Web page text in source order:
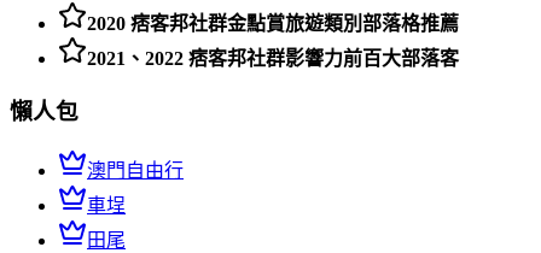
2020 痞客邦社群金點賞旅遊類別部落格推薦
2021、2022 痞客邦社群影響力前百大部落客
懶人包
澳門自由行
車埕
田尾